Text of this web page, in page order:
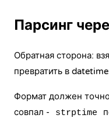
Парсинг
Обратная сторона:
превратить в
Формат должен
совпал -
strptime